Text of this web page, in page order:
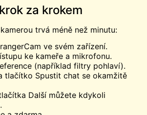
za krokem
trvá méně než minutu:
ve svém zařízení.
ke kameře a mikrofonu.
(například filtry pohlaví).
tlačítko Spustit chat se okamžitě
Další můžete kdykoli